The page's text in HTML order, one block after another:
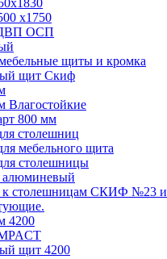
х1750
ОСП
щиты и кромка
щит Скиф
Влагостойкие
800 мм
столешниц
мебельного щита
столешницы
алюминевый
к столешницам СКИФ №23 и
4200
щит 4200